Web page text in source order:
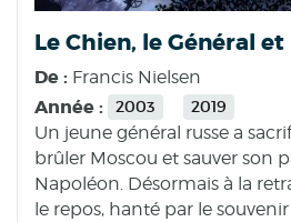
Le Chien, le Général
De : Francis Nielsen
Année : 2003 2019
Un jeune général russe a
brûler Moscou et sauver son
Napoléon. Désormais à la
le repos, hanté par le